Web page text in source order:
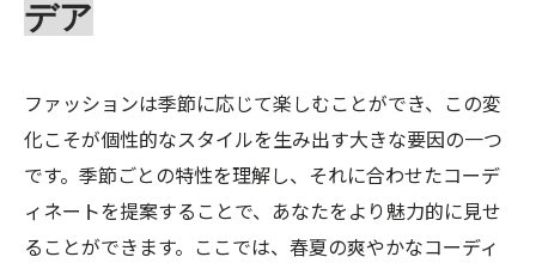
デア
ファッションは季節に応じて楽しむことができ、この変
化こそが個性的なスタイルを生み出す大きな要因の一つ
です。季節ごとの特性を理解し、それに合わせたコーデ
ィネートを提案することで、あなたをより魅力的に見せ
ることができます。ここでは、春夏の爽やかなコーディ